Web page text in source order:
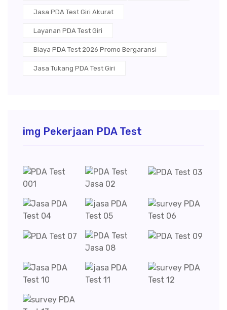
Jasa PDA Test Giri Akurat
Layanan PDA Test Giri
Biaya PDA Test 2026 Promo Bergaransi
Jasa Tukang PDA Test Giri
img Pekerjaan PDA Test